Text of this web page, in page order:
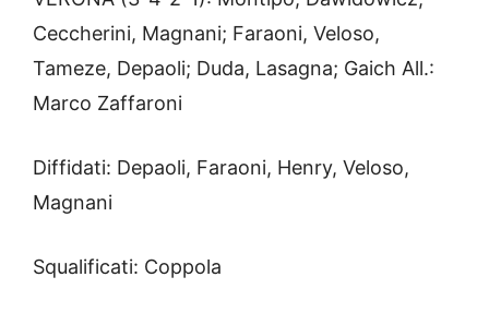
Ceccherini, Magnani; Faraoni, Veloso,
Tameze, Depaoli; Duda, Lasagna; Gaich All.:
Marco Zaffaroni
Diffidati: Depaoli, Faraoni, Henry, Veloso,
Magnani
Squalificati: Coppola